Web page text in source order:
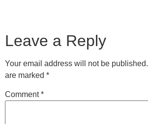
Leave a Reply
Your email address will not be published.
are marked *
Comment*